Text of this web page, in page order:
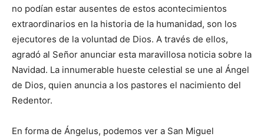
no podían estar ausentes de estos acontecimientos
extraordinarios en la historia de la humanidad, son los
ejecutores de la voluntad de Dios. A través de ellos,
agradó al Señor anunciar esta maravillosa noticia sobre la
Navidad. La innumerable hueste celestial se une al Ángel
de Dios, quien anuncia a los pastores el nacimiento del
Redentor.
En forma de Ángelus, podemos ver a San Miguel